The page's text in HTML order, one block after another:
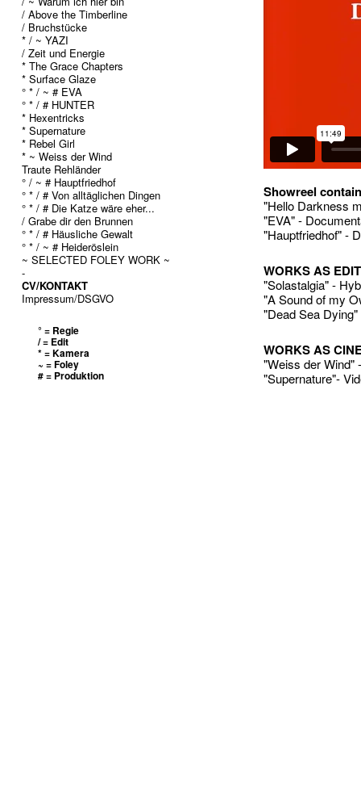
/ Above the Timberline
/ Bruchstücke
* / ~ YAZI
/ Zeit und Energie
* The Grace Chapters
* Surface Glaze
° * / ~ # EVA
° * / # HUNTER
* Hexentricks
* Supernature
* Rebel Girl
* ~ Weiss der Wind
Traute Rehländer
° / ~ # Hauptfriedhof
° * / # Von alltäglichen Dingen
° * / # Die Katze wäre eher...
/ Grabe dir den Brunnen
° * / # Häusliche Gewalt
° * / ~ # Heideröslein
~ SELECTED FOLEY WORK ~
-
CV/KONTAKT
Impressum/DSGVO
° = Regie
/ = Edit
* = Kamera
~ = Foley
# = Produktion
Showreel
"Hello Darkness
"EVA" -
"Hauptfriedhof" -
WORKS AS
"Solastalgia" -
"A Sound of my
"Dead Sea
WORKS AS
"Weiss der Wind"
"Supernature"-